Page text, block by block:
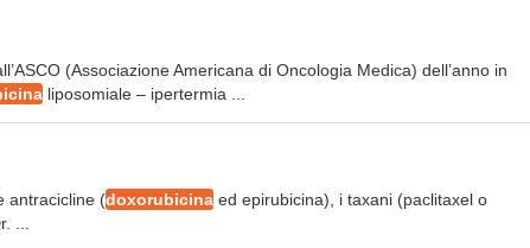
(Associazione Americana di Oncologia Medica) dell’anno in
liposomiale – ipertermia ...
antracicline (doxorubicina ed epirubicina), i taxani (paclitaxel o
...